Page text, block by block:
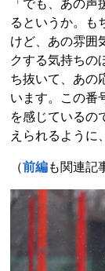
「でも、あの
るというか。も
けど、あの雰囲
クする気持ちの
ち抜いて、あの
います。この番
を感じているの
えられるように
（前編も関連記